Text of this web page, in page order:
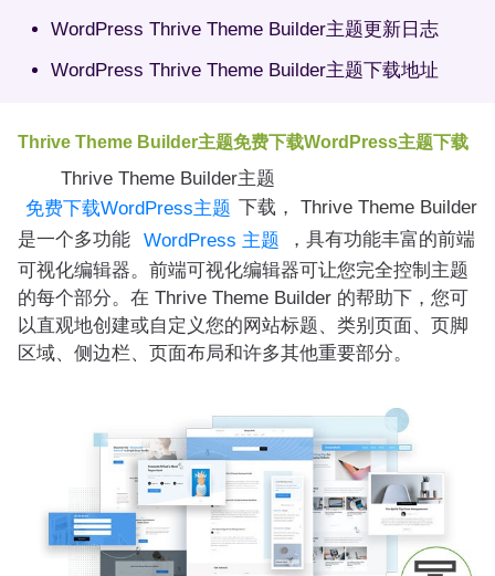
WordPress Thrive Theme Builder主题更新日志
WordPress Thrive Theme Builder主题下载地址
Thrive Theme Builder主题免费下载WordPress主题下载
Thrive Theme Builder主题
免费下载WordPress主题 下载， Thrive Theme Builder
是一个多功能
WordPress 主题
，具有功能丰富的前端
可视化编辑器。前端可视化编辑器可让您完全控制主题
的每个部分。在 Thrive Theme Builder 的帮助下，您可
以直观地创建或自定义您的网站标题、类别页面、页脚
区域、侧边栏、页面布局和许多其他重要部分。